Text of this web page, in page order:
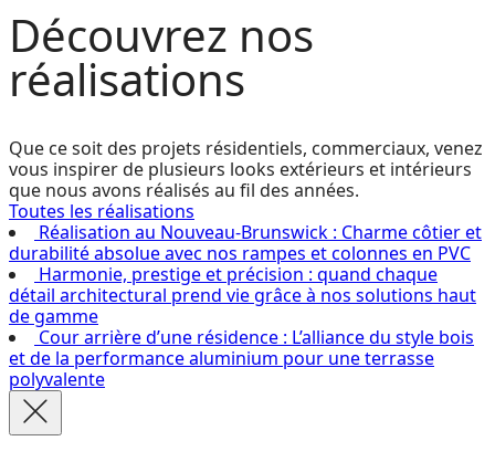
Découvrez nos
réalisations
Que ce soit des projets résidentiels, commerciaux, venez
vous inspirer de plusieurs looks extérieurs et intérieurs
que nous avons réalisés au fil des années.
Toutes les réalisations
Réalisation au Nouveau-Brunswick : Charme côtier et
durabilité absolue avec nos rampes et colonnes en PVC
Harmonie, prestige et précision : quand chaque
détail architectural prend vie grâce à nos solutions haut
de gamme
Cour arrière d’une résidence : L’alliance du style bois
et de la performance aluminium pour une terrasse
polyvalente